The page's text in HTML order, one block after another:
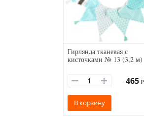
Гирлянда тканевая с
кисточками № 13 (3,2 м)
465 ₽
В корзину